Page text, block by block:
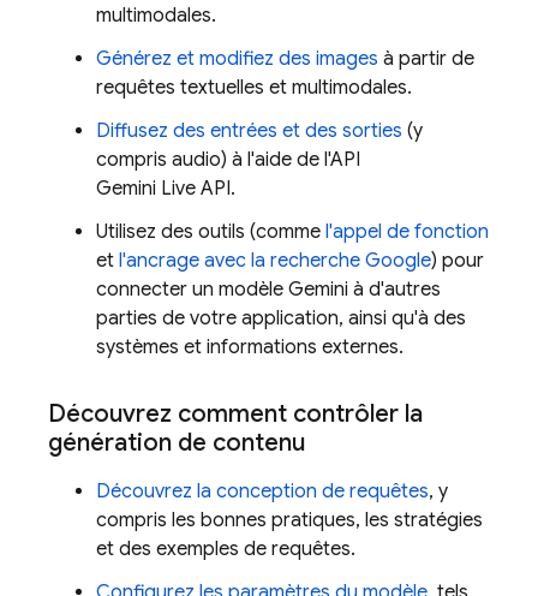
multimodales.
Générez et modifiez des images à partir de
requêtes textuelles et multimodales.
Diffusez des entrées et des sorties (y
compris audio) à l'aide de l'API
Gemini Live API.
Utilisez des outils (comme l'appel de fonction
et l'ancrage avec la recherche Google) pour
connecter un modèle Gemini à d'autres
parties de votre application, ainsi qu'à des
systèmes et informations externes.
Découvrez comment contrôler la
génération de contenu
Découvrez la conception de requêtes, y
compris les bonnes pratiques, les stratégies
et des exemples de requêtes.